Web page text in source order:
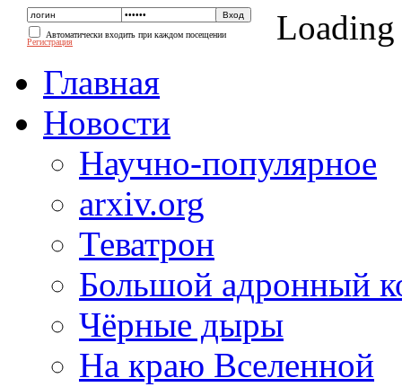
Автоматически входить при каждом посещении
Регистрация
Loading
Главная
Новости
Научно-популярное
arxiv.org
Теватрон
Большой адронный
Чёрные дыры
На краю Вселенной